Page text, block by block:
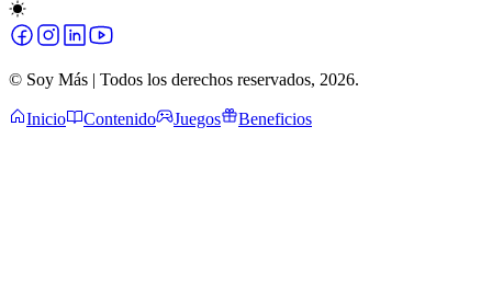
© Soy Más | Todos los derechos reservados, 2026.
Inicio Contenido Juegos Beneficios